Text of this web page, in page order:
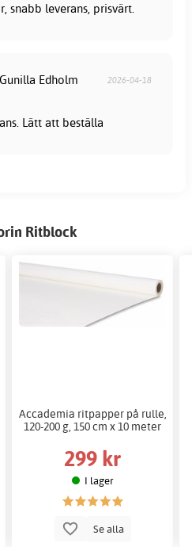
snabb leverans, prisvärt.
Edholm 2026-04-18
Lätt att beställa
Ritblock
Accademia ritpapper på rulle,
120-200 g, 150 cm x 10 meter
299 kr
I lager
Se alla